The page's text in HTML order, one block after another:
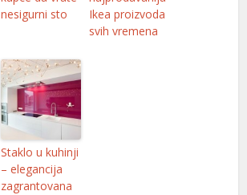
nesigurni sto
Ikea proizvoda
svih vremena
Staklo u kuhinji
– elegancija
zagrantovana